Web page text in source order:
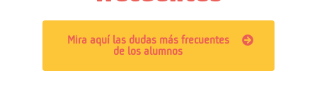
Mira aquí las dudas más frecuentes
de los alumnos